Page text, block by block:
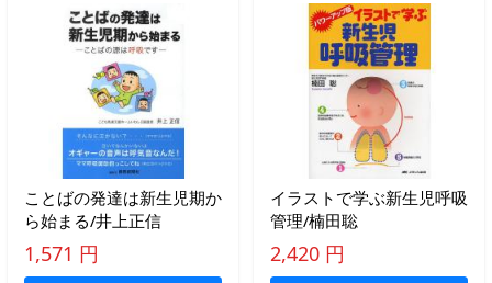
ことばの発達は新生児期か
ら始まる/井上正信
1,571 円
イラストで学ぶ新生児呼吸
管理/楠田聡
2,420 円